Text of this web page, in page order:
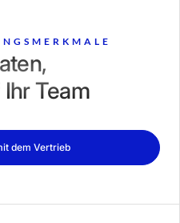
Team
dem Vertrieb